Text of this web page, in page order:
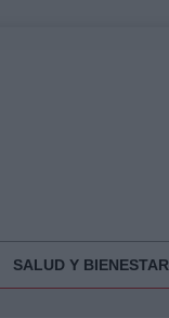
SALUD Y BIENESTAR